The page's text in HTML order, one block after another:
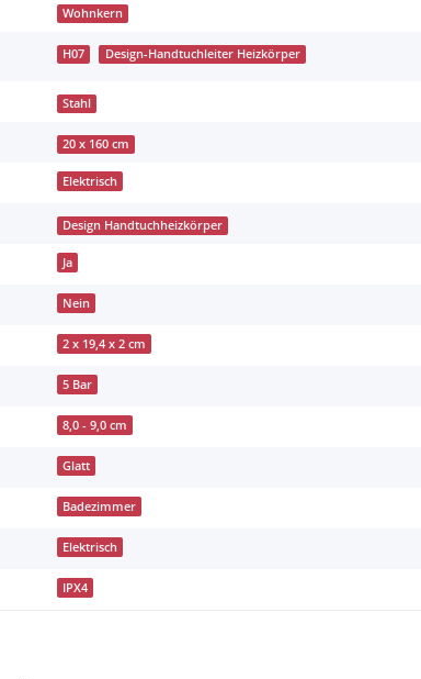
Wohnkern
H07 Design-Handtuchleiter Heizkörper
Stahl
20 x 160 cm
Elektrisch
Design Handtuchheizkörper
Ja
Nein
2 x 19,4 x 2 cm
5 Bar
8,0 - 9,0 cm
Glatt
Badezimmer
Elektrisch
IPX4